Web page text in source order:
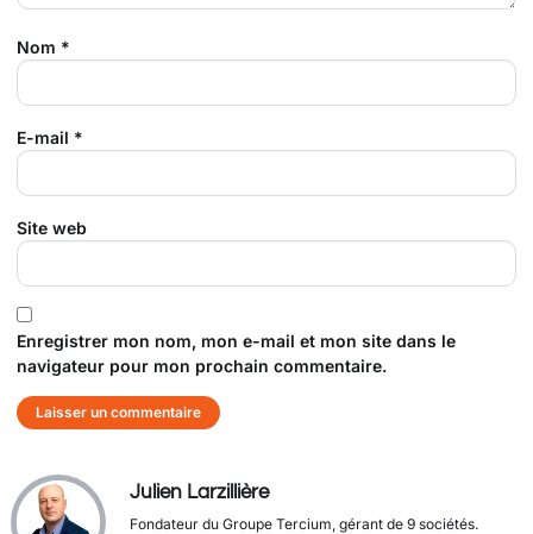
Nom *
E-mail *
Site web
Enregistrer mon nom, mon e-mail et mon site dans le
navigateur pour mon prochain commentaire.
Julien Larzillière
Fondateur du Groupe Tercium, gérant de 9 sociétés.